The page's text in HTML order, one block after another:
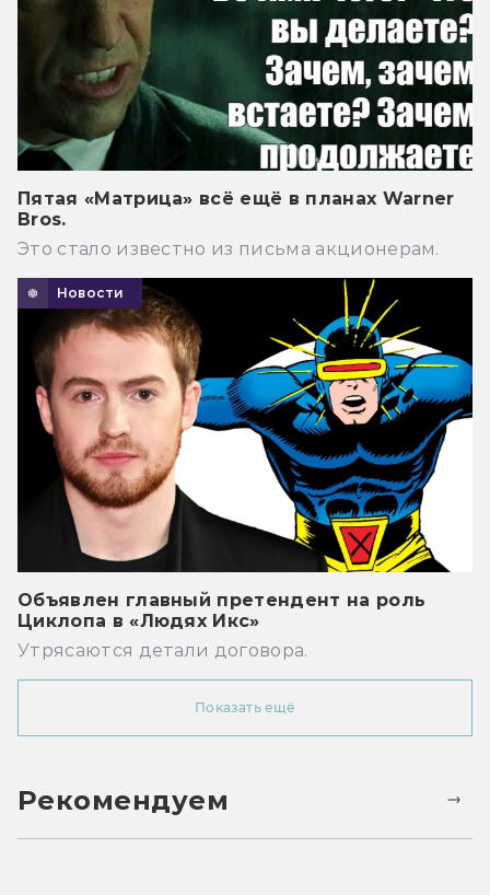
Пятая «Матрица» всё ещё в планах Warner
Bros.
Это стало известно из письма акционерам.
Новости
Объявлен главный претендент на роль
Циклопа в «Людях Икс»
Утрясаются детали договора.
Показать ещё
Рекомендуем